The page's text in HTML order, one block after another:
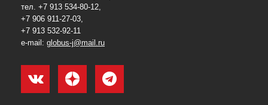
тел. +7 913 534-80-12,
+7 906 911-27-03,
+7 913 532-92-11
e-mail: globus-j@mail.ru